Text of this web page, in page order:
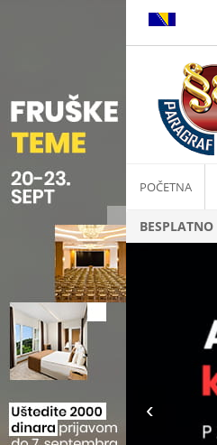
POČETNA
BESPLATNO